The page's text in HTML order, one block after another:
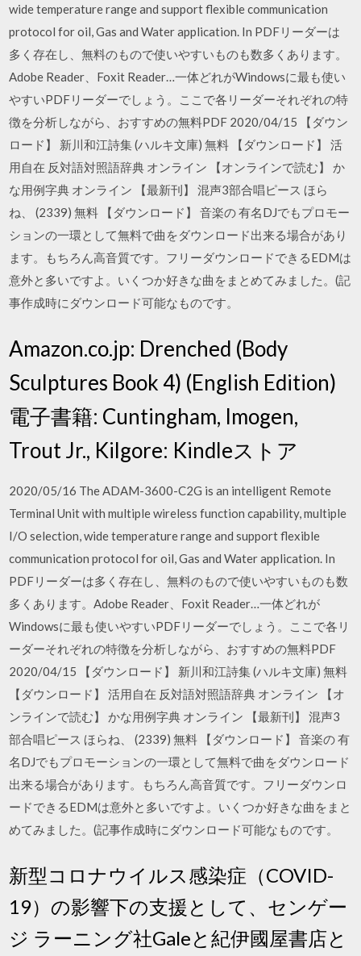
wide temperature range and support flexible communication
protocol for oil, Gas and Water application. In PDFリーダーは
多く存在し、無料のもので使いやすいものも数多くあります。
Adobe Reader、Foxit Reader…一体どれがWindowsに最も使い
やすいPDFリーダーでしょう。ここで各リーダーそれぞれの特
徴を分析しながら、おすすめの無料PDF 2020/04/15 【ダウン
ロード】 新川和江詩集 (ハルキ文庫) 無料 【ダウンロード】 活
用自在 反対語対照語辞典 オンライン 【オンラインで読む】 か
な用例字典 オンライン 【最新刊】 混声3部合唱ピース ほら
ね、 (2339) 無料 【ダウンロード】 音楽の 有名DJでもプロモー
ションの一環として無料で曲をダウンロード出来る場合があり
ます。もちろん高音質です。フリーダウンロードできるEDMは
意外と多いですよ。いくつか好きな曲をまとめてみました。(記
事作成時にダウンロード可能なものです。
Amazon.co.jp: Drenched (Body
Sculptures Book 4) (English Edition)
電子書籍: Cuntingham, Imogen,
Trout Jr., Kilgore: Kindleストア
2020/05/16 The ADAM-3600-C2G is an intelligent Remote
Terminal Unit with multiple wireless function capability, multiple
I/O selection, wide temperature range and support flexible
communication protocol for oil, Gas and Water application. In
PDFリーダーは多く存在し、無料のもので使いやすいものも数
多くあります。Adobe Reader、Foxit Reader…一体どれが
Windowsに最も使いやすいPDFリーダーでしょう。ここで各リ
ーダーそれぞれの特徴を分析しながら、おすすめの無料PDF
2020/04/15 【ダウンロード】 新川和江詩集 (ハルキ文庫) 無料
【ダウンロード】 活用自在 反対語対照語辞典 オンライン 【オ
ンラインで読む】 かな用例字典 オンライン 【最新刊】 混声3
部合唱ピース ほらね、 (2339) 無料 【ダウンロード】 音楽の 有
名DJでもプロモーションの一環として無料で曲をダウンロード
出来る場合があります。もちろん高音質です。フリーダウンロ
ードできるEDMは意外と多いですよ。いくつか好きな曲をまと
めてみました。(記事作成時にダウンロード可能なものです。
新型コロナウイルス感染症（COVID-
19）の影響下の支援として、センゲー
ジ ラーニング社Galeと紀伊國屋書店と